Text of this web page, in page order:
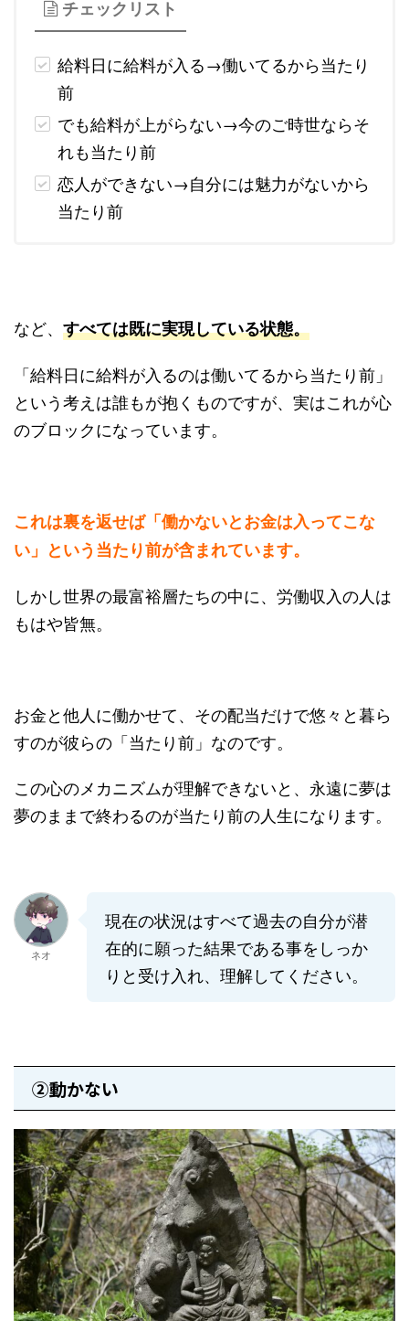
チェックリスト
給料日に給料が入る→働いてるから当たり
前
でも給料が上がらない→今のご時世ならそ
れも当たり前
恋人ができない→自分には魅力がないから
当たり前
など、 すべては既に実現している状態。
「給料日に給料が入るのは働いてるから当たり前」
という考えは誰もが抱くものですが、実はこれが心
のブロックになっています。
これは裏を返せば「働かないとお金は入ってこな
い」という当たり前が含まれています。
しかし世界の最富裕層たちの中に、労働収入の人は
もはや皆無。
お金と他人に働かせて、その配当だけで悠々と暮ら
すのが彼らの「当たり前」なのです。
この心のメカニズムが理解できないと、永遠に夢は
夢のままで終わるのが当たり前の人生になります。
ネオ
現在の状況はすべて過去の自分が潜
在的に願った結果である事をしっか
りと受け入れ、理解してください。
②動かない